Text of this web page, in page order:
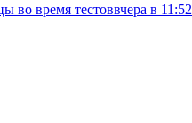
во время тестоввчера в 11:52